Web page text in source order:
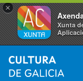
×
Xunta
INICIO ›